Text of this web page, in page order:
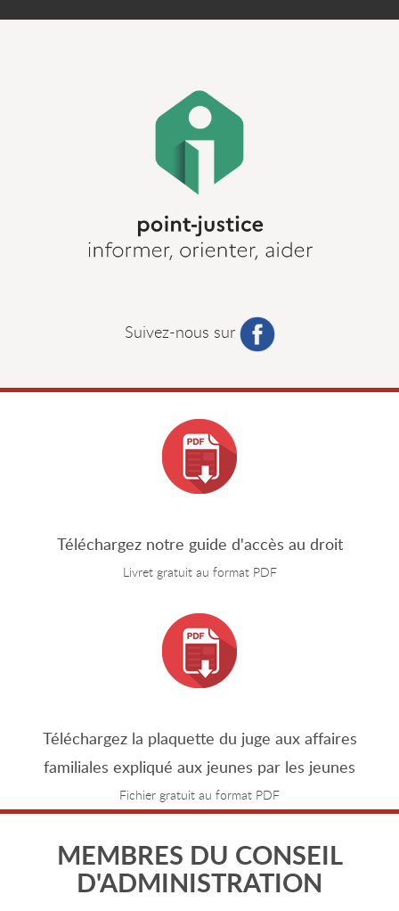
Suivez-nous sur
Téléchargez notre guide d'accès au droit
Livret gratuit au format PDF
Téléchargez la plaquette du juge aux affaires
familiales expliqué aux jeunes par les jeunes
Fichier gratuit au format PDF
MEMBRES DU CONSEIL
D'ADMINISTRATION